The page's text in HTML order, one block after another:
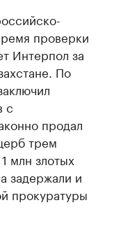
проверки
Интерпол за
По
с
продал
трем
млн злотых
задержали и
прокуратуры